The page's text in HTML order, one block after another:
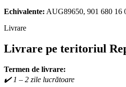
Echivalente: AUG89650, 901 680 16
Livrare
Livrare pe teritoriul
Termen de livrare:
✔️ 1 – 2 zile lucrătoare